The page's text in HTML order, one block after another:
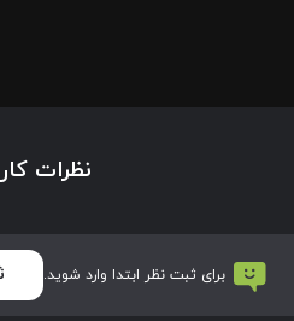
نظرات
برای ثبت نظر ابتدا وارد شوید.